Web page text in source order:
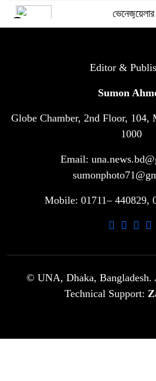
শক্তিশালী
টানা ৩
সরকারি ৩শ
মাদ্রাসা
গাড়ি
আ.লীগ ও
ঢাবিতে
Editor &
Sumon
Globe Chamber, 2nd Floor, 104,
1000
Email:
Mobile: 01711– 440829,
© UNA, Dhaka, Bangladesh.
Technical Support: